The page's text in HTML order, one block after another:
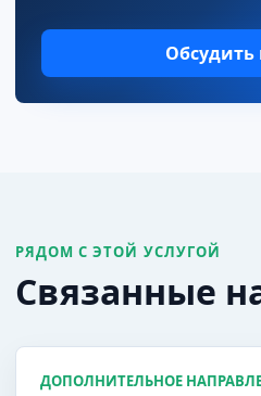
Обсудить
РЯДОМ С ЭТОЙ УСЛУГОЙ
Связанные
ДОПОЛНИТЕЛЬНОЕ